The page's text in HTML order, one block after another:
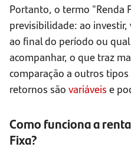
Portanto, o termo "Renda
previsibilidade: ao
ao final do período ou
acompanhar, o que traz
comparação a outros
retornos são variáveis e
Como funciona a
Fixa?